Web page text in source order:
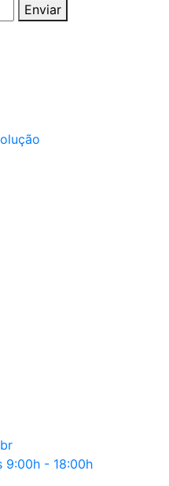
Enviar
9:00h - 18:00h